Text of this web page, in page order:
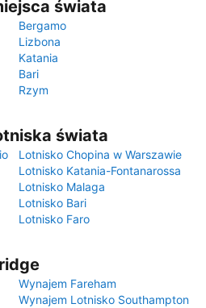
świata
Bergamo
Lizbona
Katania
Bari
Rzym
świata
Lotnisko Chopina w Warszawie
Lotnisko Katania-Fontanarossa
Lotnisko Malaga
Lotnisko Bari
Lotnisko Faro
Wynajem Fareham
Wynajem Lotnisko Southampton